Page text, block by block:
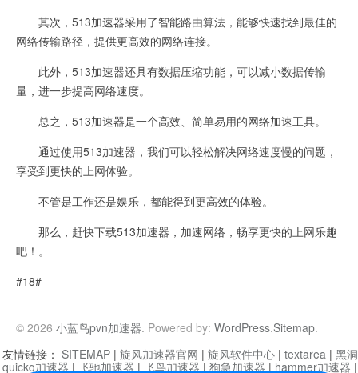
其次，513加速器采用了智能路由算法，能够快速找到最佳的
网络传输路径，提供更高效的网络连接。
此外，513加速器还具有数据压缩功能，可以减小数据传输
量，进一步提高网络速度。
总之，513加速器是一个高效、简单易用的网络加速工具。
通过使用513加速器，我们可以轻松解决网络速度慢的问题，
享受到更快的上网体验。
不管是工作还是娱乐，都能得到更高效的体验。
那么，赶快下载513加速器，加速网络，畅享更快的上网乐趣
吧！。
#18#
© 2026 小蓝鸟pvn加速器. Powered by: WordPress.Sitemap.
友情链接： SITEMAP | 旋风加速器官网 | 旋风软件中心 | textarea | 黑
quickq加速器 | 飞驰加速器 | 飞鸟加速器 | 狗急加速器 | hammer加速器